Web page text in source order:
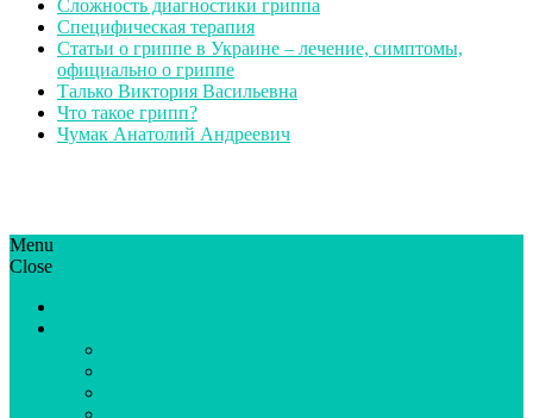
Сложность диагностики гриппа
Специфическая терапия
Статьи о гриппе в Украине – лечение, симптомы,
официально о гриппе
Талько Виктория Васильевна
Что такое грипп?
Чумак Анатолий Андреевич
ГрипЮА: симптоми і лікування | Все про грип в Україні
Все про грип в Україні та Києві, профілактика грипу.
Menu
Close